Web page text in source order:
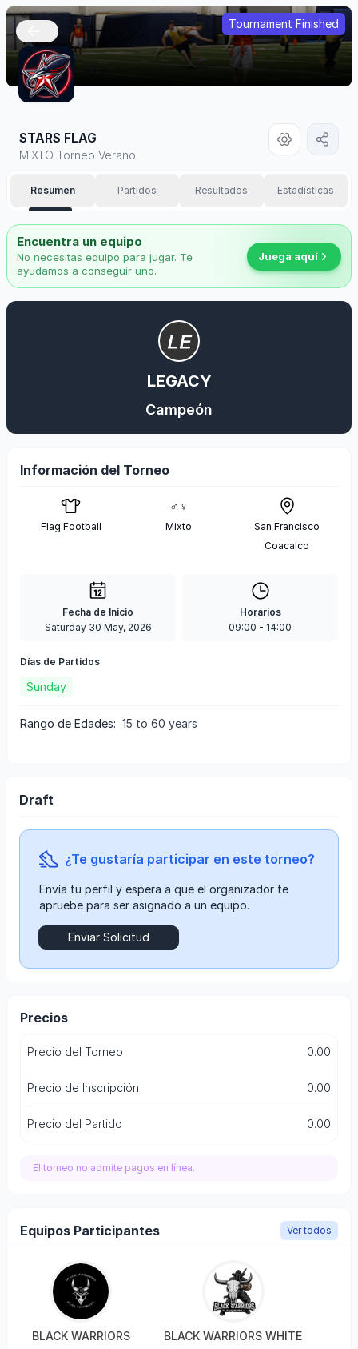
Tournament Finished
STARS FLAG
MIXTO Torneo Verano
Resumen Partidos Resultados Estadísticas
Encuentra un equipo
No necesitas equipo para jugar. Te
ayudamos a conseguir uno.
Juega aquí
LEGACY
Campeón
Información del Torneo
Flag Football
♂♀
Mixto
San Francisco
Coacalco
Fecha de Inicio
Saturday 30 May, 2026
Horarios
09:00 - 14:00
Días de Partidos
Sunday
Rango de Edades: 15 to 60 years
Draft
¿Te gustaría participar en este torneo?
envía tu perfil y espera a que el organizador te
apruebe para ser asignado a un equipo.
Enviar Solicitud
Precios
Precio del Torneo 0.00
Precio de Inscripción 0.00
Precio del Partido 0.00
El torneo no admite pagos en línea.
Equipos Participantes Ver todos
BLACK WARRIORS BLACK WARRIORS WHITE